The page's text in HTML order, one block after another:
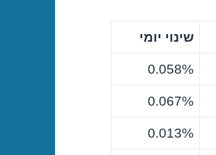
שינוי יומי
0.058%
0.067%
0.013%